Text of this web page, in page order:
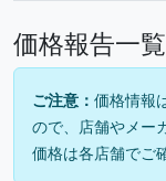
価格報告一覧
ご注意： 価格情報
ので、店舗やメー
価格は各店舗でご